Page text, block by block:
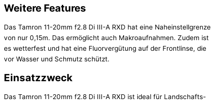
Weitere Features
Das Tamron 11-20mm f2.8 Di III-A RXD hat eine Naheinstellgrenze
von nur 0,15m. Das ermöglicht auch Makroaufnahmen. Zudem ist
es wetterfest und hat eine Fluorvergütung auf der Frontlinse, die
vor Wasser und Schmutz schützt.
Einsatzzweck
Das Tamron 11-20mm f2.8 Di III-A RXD ist ideal für Landschafts-